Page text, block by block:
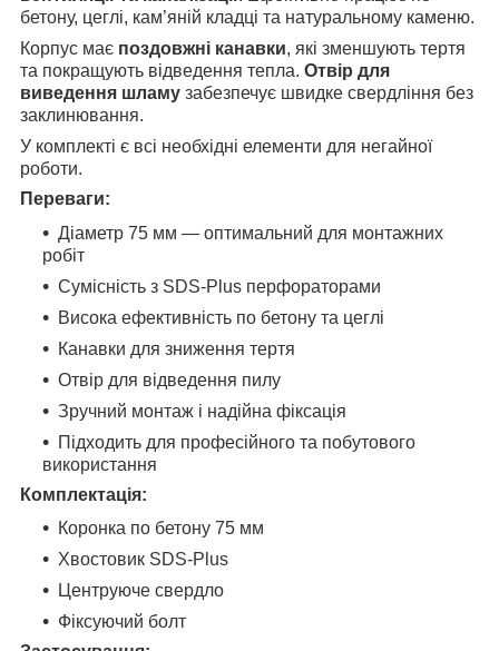
бетону, цеглі, кам’яній кладці та натуральному каменю.
Корпус має поздовжні канавки, які зменшують тертя
та покращують відведення тепла. Отвір для
виведення шламу забезпечує швидке свердління без
заклинювання.
У комплекті є всі необхідні елементи для негайної
роботи.
Переваги:
Діаметр 75 мм — оптимальний для монтажних
робіт
Сумісність з SDS-Plus перфораторами
Висока ефективність по бетону та цеглі
Канавки для зниження тертя
Отвір для відведення пилу
Зручний монтаж і надійна фіксація
Підходить для професійного та побутового
використання
Комплектація:
Коронка по бетону 75 мм
Хвостовик SDS-Plus
Центруюче свердло
Фіксуючий болт